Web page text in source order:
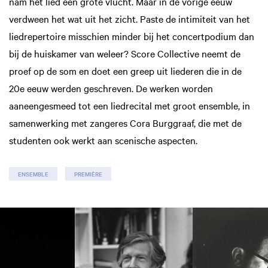
verdween het wat uit het zicht. Paste de intimiteit van het
liedrepertoire misschien minder bij het concertpodium dan
bij de huiskamer van weleer? Score Collective neemt de
proef op de som en doet een greep uit liederen die in de
20e eeuw werden geschreven. De werken worden
aaneengesmeed tot een liedrecital met groot ensemble, in
samenwerking met zangeres Cora Burggraaf, die met de
studenten ook werkt aan scenische aspecten.
ENSEMBLE PREMIÈRE